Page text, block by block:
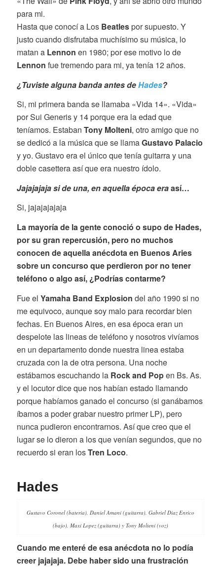
para mi.
Hasta que conocí a Los Beatlespor supuesto. Y
justo cuando disfrutaba muchísimo su música, lo
matan a Lennon en 1980; por ese motivo lo de
Lennon fue tremendo para mi, ya tenía 12 años.
¿Tuviste alguna banda antes deHades?
Si, mi primera banda se llamaba «Vida 14». «Vida»
por Sui Generis y 14 porque era la edad que
teníamos. Estaban Tony Molteni, otro amigo que no
se dedicó a la música que se llamaGustavo Palacio
y yo. Gustavo era el único que tenía guitarra y una
doble casettera así que era nuestro ídolo.
Jajajajaja si de una, en aquella época eraasí…
Si, jajajajajaja
La mayoría de la gente conoció o supo de Hades,
por su gran repercusión, pero no muchos
conocen de aquella anécdota en Buenos Aries
sobre un concurso que perdieron por no tener
teléfono o algo así, ¿Podrías contarme?
Fue el Yamaha Band Explosion del año 1990 si no
me equivoco, aunque soy malo para recordar bien
fechas. En Buenos Aires, en esa época eran un
despelote las lineas de teléfono y nosotros vivíamos
en un departamento donde nuestra linea estaba
cruzada con la de otra persona. Una noche
estábamos escuchando la Rock and Popen Bs. As.
y el locutor dice que nos habían estado llamando
porque habíamos ganado el concurso (si ganábamos
íbamos a poder grabar nuestro primer LP), pero
nunca pudieron encontrarnos. Así que creo que el
lugar se lo dieron a los que venían segundos, que no
recuerdo si eran losTren Loco.
Hades
Gustavo Coronel (bateria), Daniel Amani (guitarra), Gabriel Diaz Enrico
(bajo), Maxi Lopez (guitarra) y Tony Molteni (voz)
Cuando me enteré de esa anécdota no lo podía
creer jajajaja. Debe haber sido una frustración